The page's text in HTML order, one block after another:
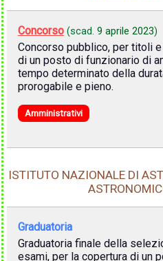
Concorso (scad. 9 aprile 2023)
Concorso pubblico, per titoli
di un posto di funzionario di
tempo determinato della
prorogabile e pieno.
Amministrativi
ISTITUTO NAZIONALE DI
Graduatoria
Graduatoria finale della
esami, per la copertura di un